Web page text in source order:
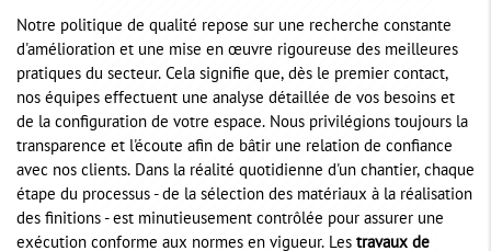
Notre politique de qualité repose sur une recherche constante
d'amélioration et une mise en œuvre rigoureuse des meilleures
pratiques du secteur. Cela signifie que, dès le premier contact,
nos équipes effectuent une analyse détaillée de vos besoins et
de la configuration de votre espace. Nous privilégions toujours la
transparence et l'écoute afin de bâtir une relation de confiance
avec nos clients. Dans la réalité quotidienne d'un chantier, chaque
étape du processus - de la sélection des matériaux à la réalisation
des finitions - est minutieusement contrôlée pour assurer une
exécution conforme aux normes en vigueur. Les travaux de